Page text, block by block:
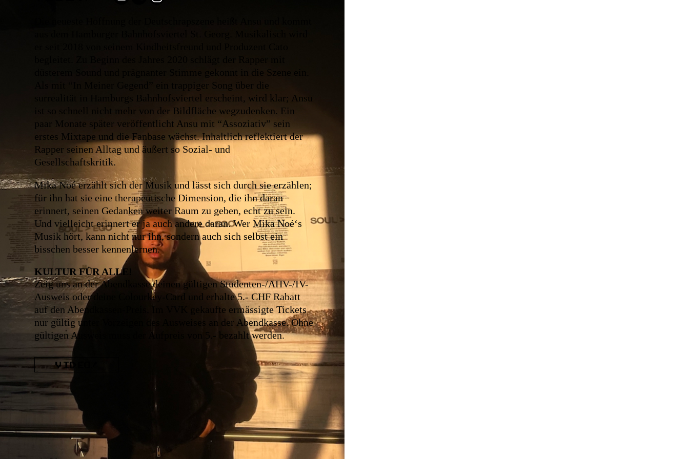
düsterem Sound und prägnanter Stimme gekonnt in die Szene ein.
Als mit “In Meiner Gegend” ein trappiger Song über die
surrealität in Hamburgs Bahnhofsviertel erscheint, wird klar; Ansu
ist so schnell nicht mehr von der Bildfläche wegzudenken. Ein
paar Monate später veröffentlicht Ansu mit “Assoziativ” sein
erstes Mixtape und die Fanbase wächst. Inhaltlich reflektiert der
Rapper seinen Alltag und äußert so Sozial- und
Gesellschaftskritik.
Mika Noé erzählt sich der Musik und lässt sich durch sie erzählen;
für ihn hat sie eine therapeutische Dimension, die ihn daran
erinnert, seinen Gedanken weiter Raum zu geben, echt zu sein.
Und vielleicht erinnert er ja auch andere daran. Wer Mika Noé‘s
Musik hört, kann nicht nur ihn, sondern auch sich selbst ein
bisschen besser kennenlernen.
KULTUR FÜR ALLE!
Zeig uns an der Abendkasse deinen gültigen Studenten-/AHV-/IV-
Ausweis oder deine Colourkey-Card und erhalte 5.- CHF Rabatt
auf den Abendkassen-Preis. Im VVK gekaufte ermässigte Tickets
nur gültig unter Vorzeigen des Ausweises an der Abendkasse. Ohne
gültigen Ausweis muss der Aufpreis von 5.- bezahlt werden.
VIDEO!